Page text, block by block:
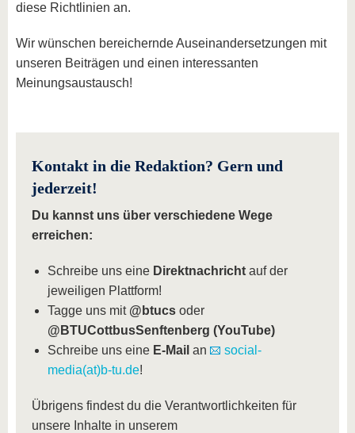
diese Richtlinien an.
Wir wünschen bereichernde Auseinandersetzungen mit
unseren Beiträgen und einen interessanten
Meinungsaustausch!
Kontakt in die Redaktion? Gern und
jederzeit!
Du kannst uns über verschiedene Wege
erreichen:
Schreibe uns eine Direktnachricht auf der
jeweiligen Plattform!
Tagge uns mit @btucs oder
@BTUCottbusSenftenberg (YouTube)
Schreibe uns eine E-Mail an
social-
media(at)b-tu.de!
Übrigens findest du die Verantwortlichkeiten für
unsere Inhalte in unserem